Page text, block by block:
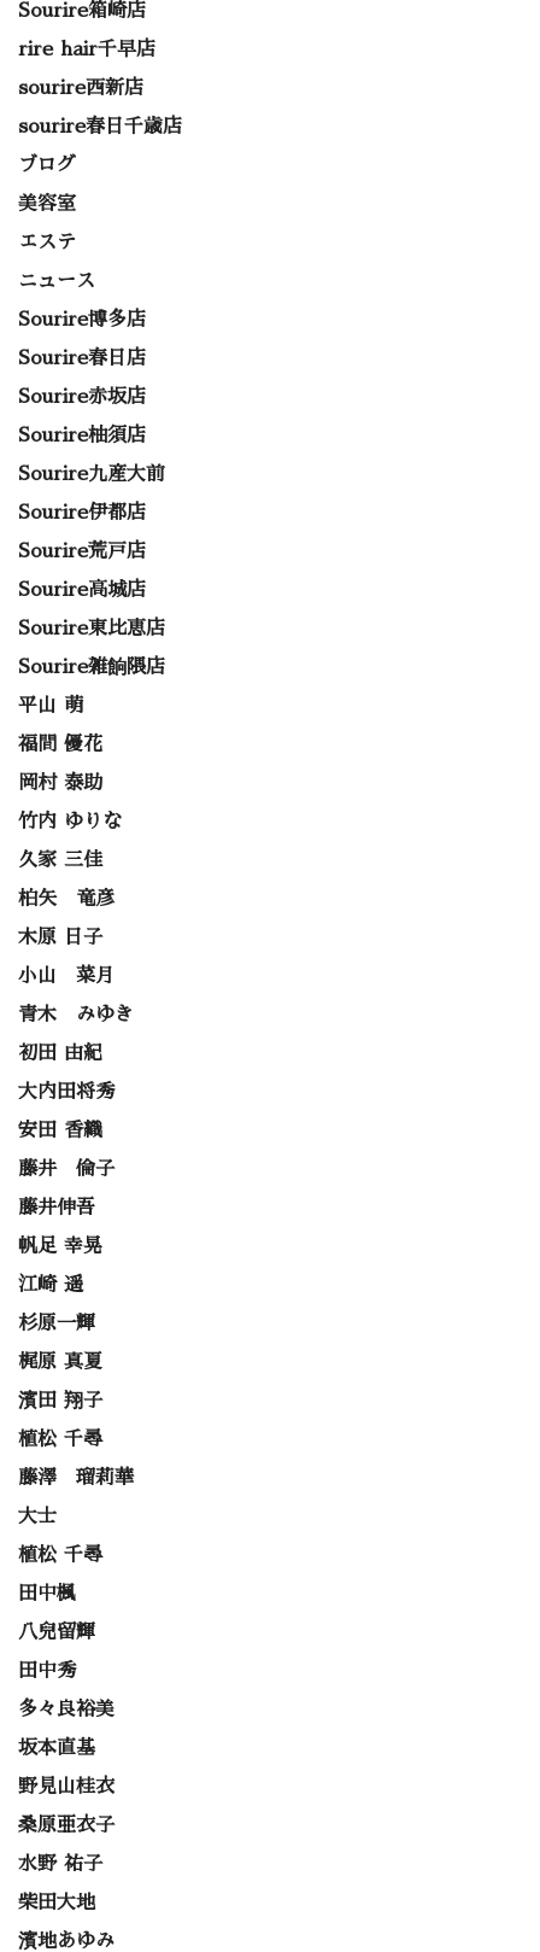
Sourire箱崎店
rire hair千早店
sourire西新店
sourire春日千歳店
ブログ
美容室
エステ
ニュース
Sourire博多店
Sourire春日店
Sourire赤坂店
Sourire柚須店
Sourire九産大前
Sourire伊都店
Sourire荒戸店
Sourire高城店
Sourire東比恵店
Sourire雑餉隈店
平山 萌
福間 優花
岡村 泰助
竹内 ゆりな
久家 三佳
柏矢 竜彦
木原 日子
小山 菜月
青木 みゆき
初田 由紀
大内田将秀
安田 香織
藤井 倫子
藤井伸吾
帆足 幸晃
江崎 遥
杉原一輝
梶原 真夏
濱田 翔子
植松 千尋
藤澤 瑠莉華
大士
植松 千尋
田中楓
八兒留輝
田中秀
多々良裕美
坂本直基
野見山桂衣
桑原亜衣子
水野 祐子
柴田大地
濱地あゆみ